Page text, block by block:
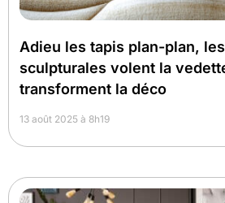
Adieu les tapis plan-plan,
sculpturales volent la
transforment la déco
13 août 2025 à 8h19